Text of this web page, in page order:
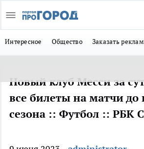
Интересное Общество Заказать
Новый клуб Месси за
все билеты на матчи до
сезона :: Футбол :: РБК